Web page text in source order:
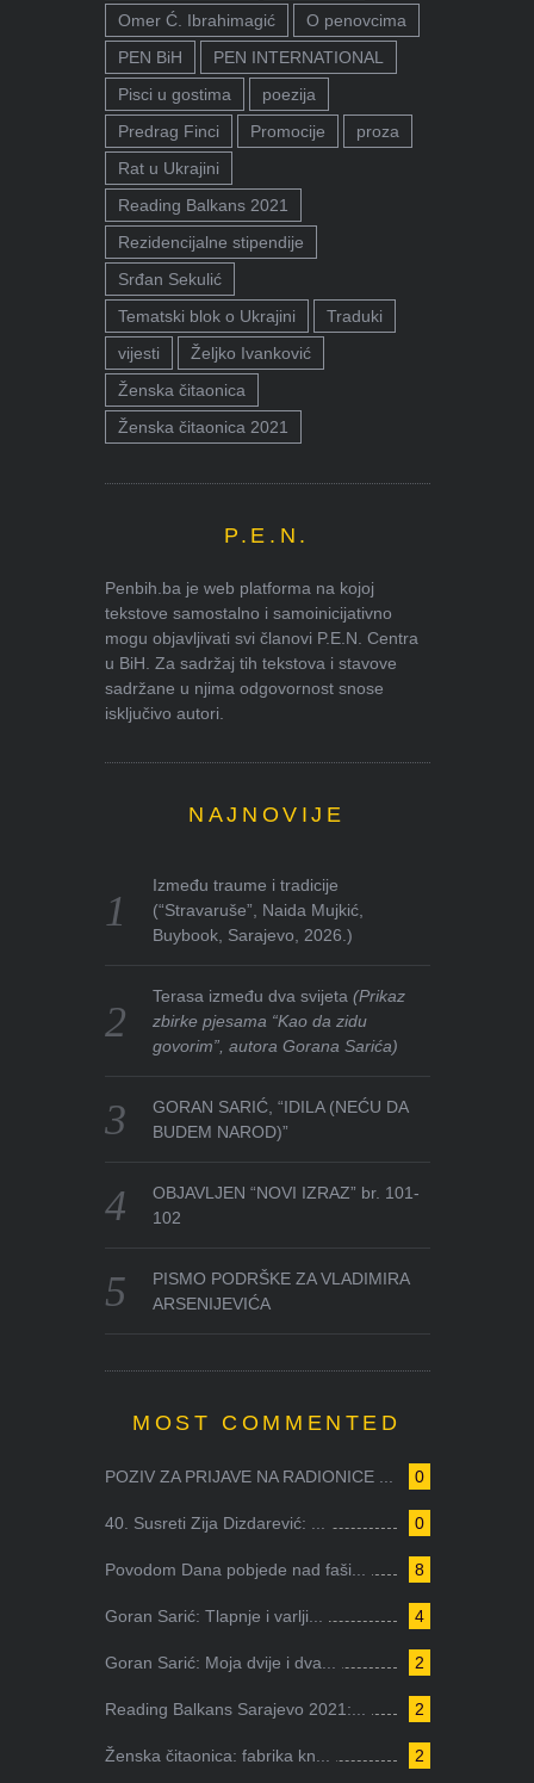
Omer Ć. Ibrahimagić
O penovcima
PEN BiH
PEN INTERNATIONAL
Pisci u gostima
poezija
Predrag Finci
Promocije
proza
Rat u Ukrajini
Reading Balkans 2021
Rezidencijalne stipendije
Srđan Sekulić
Tematski blok o Ukrajini
Traduki
vijesti
Željko Ivanković
Ženska čitaonica
Ženska čitaonica 2021
P.E.N.
Penbih.ba je web platforma na kojoj
tekstove samostalno i samoinicijativno
mogu objavljivati svi članovi P.E.N. Centra
u BiH. Za sadržaj tih tekstova i stavove
sadržane u njima odgovornost snose
isključivo autori.
NAJNOVIJE
Između traume i tradicije
(“Stravaruše”, Naida Mujkić,
Buybook, Sarajevo, 2026.)
Terasa između dva svijeta(Prikaz
zbirke pjesama “Kao da zidu
govorim”, autora Gorana Sarića)
GORAN SARIĆ, “IDILA (NEĆU DA
BUDEM NAROD)”
OBJAVLJEN “NOVI IZRAZ” br. 101-
102
PISMO PODRŠKE ZA VLADIMIRA
ARSENIJEVIĆA
MOST COMMENTED
0
POZIV ZA PRIJAVE NA RADIONICE ...
0
40. Susreti Zija Dizdarević: ...
8
Povodom Dana pobjede nad faši...
4
Goran Sarić: Tlapnje i varlji...
2
Goran Sarić: Moja dvije i dva...
2
Reading Balkans Sarajevo 2021:...
2
Ženska čitaonica: fabrika kn...